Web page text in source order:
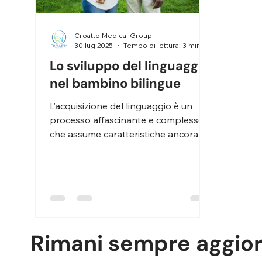
Lo sviluppo del linguaggio
nel bambino bilingue
L’acquisizione del linguaggio è un
processo affascinante e complesso,
che assume caratteristiche ancora
Croatto Medical Group
30 lug 2025
Tempo di lettura: 3 min
Rimani sempre